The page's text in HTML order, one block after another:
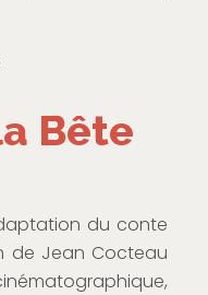
Bête
du conte
de Jean Cocteau